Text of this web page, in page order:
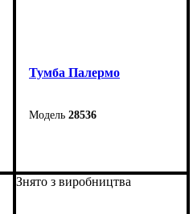
Тумба Палермо
28536
Высота: 48,5 см
Глубина: 38 см
Знято з виробництва